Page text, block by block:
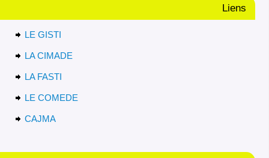
Liens
LE GISTI
LA CIMADE
LA FASTI
LE COMEDE
CAJMA